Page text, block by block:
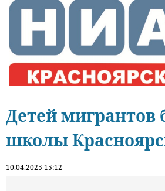
Детей мигрантов
школы
10.04.2025 15:12